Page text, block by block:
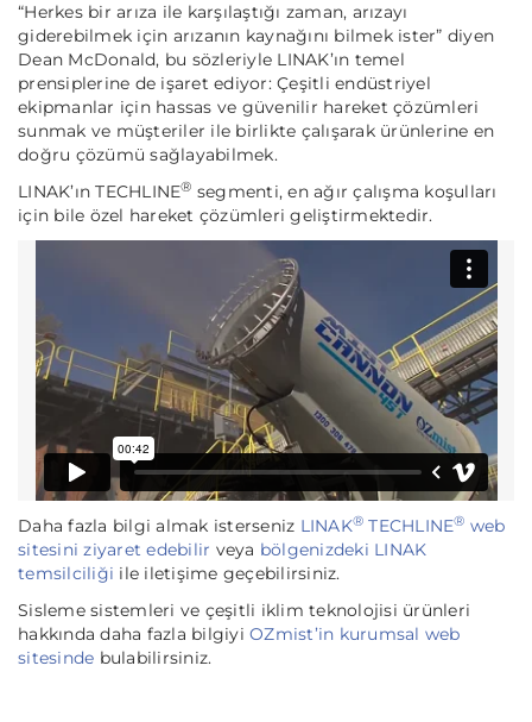
“Herkes bir arıza ile karşılaştığı zaman, arızayı
giderebilmek için arızanın kaynağını bilmek ister” diyen
Dean McDonald, bu sözleriyle LINAK’ın temel
prensiplerine de işaret ediyor: Çeşitli endüstriyel
ekipmanlar için hassas ve güvenilir hareket çözümleri
sunmak ve müşteriler ile birlikte çalışarak ürünlerine en
doğru çözümü sağlayabilmek.
LINAK’ın TECHLINE® segmenti, en ağır çalışma koşulları
için bile özel hareket çözümleri geliştirmektedir.
Daha fazla bilgi almak isterseniz LINAK® TECHLINE® web
sitesini ziyaret edebilir veya bölgenizdeki LINAK
temsilciliği ile iletişime geçebilirsiniz.
Sisleme sistemleri ve çeşitli iklim teknolojisi ürünleri
hakkında daha fazla bilgiyi OZmist’in kurumsal web
sitesinde bulabilirsiniz.